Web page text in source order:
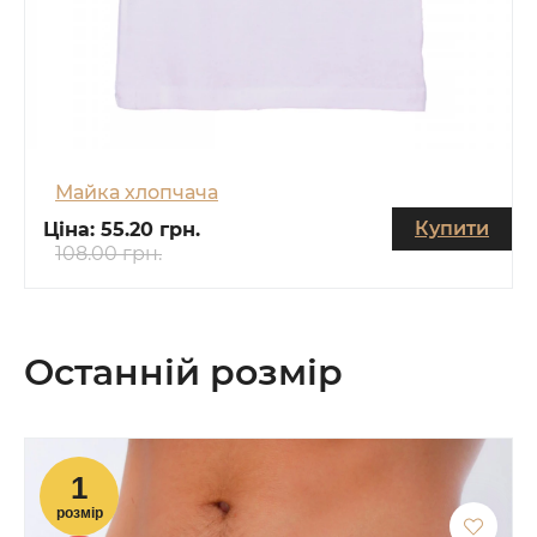
Майка хлопчача
Ціна: 55.20 грн.
108.00 грн.
Купити
Останній розмір